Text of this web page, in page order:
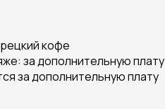
кофе
за дополнительную плату
за дополнительную плату